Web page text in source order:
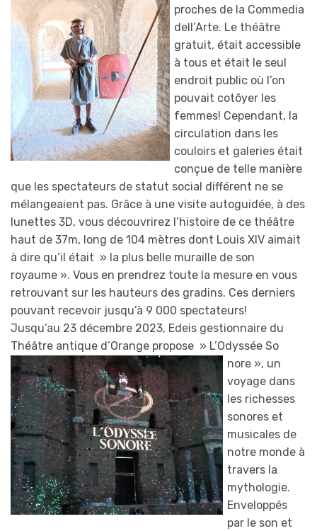
proches de la Commedia
dell’Arte. Le théâtre
gratuit, était accessible
à tous et était le seul
endroit public où l’on
pouvait cotôyer les
femmes! Cependant, la
circulation dans les
couloirs et galeries était
conçue de telle manière
que les spectateurs de statut social différent ne se
mélangeaient pas. Grâce à une visite autoguidée, à des
lunettes 3D, vous découvrirez l’histoire de ce théâtre
haut de 37m, long de 104 mètres dont Louis XIV aimait
à dire qu’il était » la plus belle muraille de son
royaume ». Vous en prendrez toute la mesure en vous
retrouvant sur les hauteurs des gradins. Ces derniers
pouvant recevoir jusqu’à 9 000 spectateurs!
Jusqu’au 23 décembre 2023, Edeis gestionnaire du
Théâtre antique d’Orange propose » L’Odyssée So
nore », un
voyage dans
les richesses
sonores et
musicales de
notre monde à
travers la
mythologie.
Enveloppés
par le son et